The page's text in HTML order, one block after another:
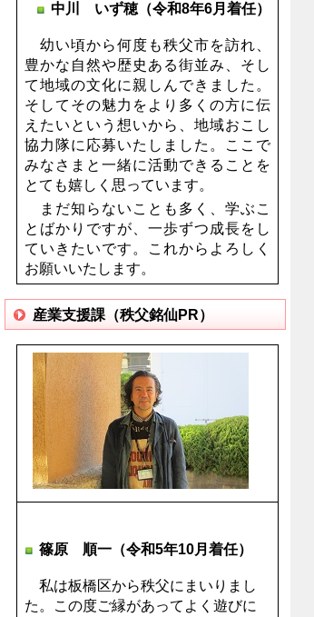
中川 いず穂（令和8年6月着任）
幼い頃から何度も秩父市を訪れ、
豊かな自然や歴史ある街並み、そし
て地域の文化に親しんできました。
そしてその魅力をより多くの方に伝
えたいという想いから、地域おこし
協力隊に応募いたしました。ここで
みなさまと一緒に活動できることを
とても嬉しく思っています。
まだ知らないことも多く、学ぶこ
とばかりですが、一歩ずつ成長をし
ていきたいです。これからよろしく
お願いいたします。
産業支援課（秩父銘仙PR）
篠原 順一（令和5年10月着任）
私は板橋区から秩父にまいりまし
た。この度ご縁があってよく遊びに